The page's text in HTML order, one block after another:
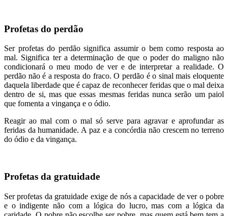
Profetas do perdão
Ser profetas do perdão significa assumir o bem como resposta ao
mal. Significa ter a determinação de que o poder do maligno não
condicionará o meu modo de ver e de interpretar a realidade. O
perdão não é a resposta do fraco. O perdão é o sinal mais eloquente
daquela liberdade que é capaz de reconhecer feridas que o mal deixa
dentro de si, mas que essas mesmas feridas nunca serão um paiol
que fomenta a vingança e o ódio.
Reagir ao mal com o mal só serve para agravar e aprofundar as
feridas da humanidade. A paz e a concórdia não crescem no terreno
do ódio e da vingança.
Profetas da gratuidade
Ser profetas da gratuidade exige de nós a capacidade de ver o pobre
e o indigente não com a lógica do lucro, mas com a lógica da